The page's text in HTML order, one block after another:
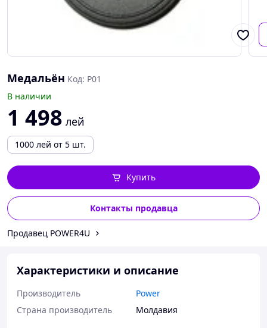
Медальён Код: P01
В наличии
1 498 лей
1000 лей от 5 шт.
Контакты продавца
Купить
Продавец POWER4U
Характеристики и описание
Производитель
Power
Страна производитель
Молдавия